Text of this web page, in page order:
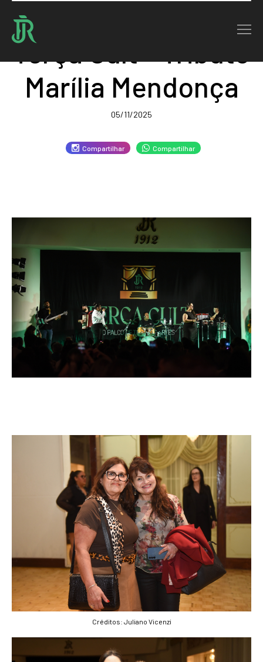
Terça Cult - Tributo
Marília Mendonça
05/11/2025
Compartilhar Compartilhar
Créditos: Juliano Vicenzi